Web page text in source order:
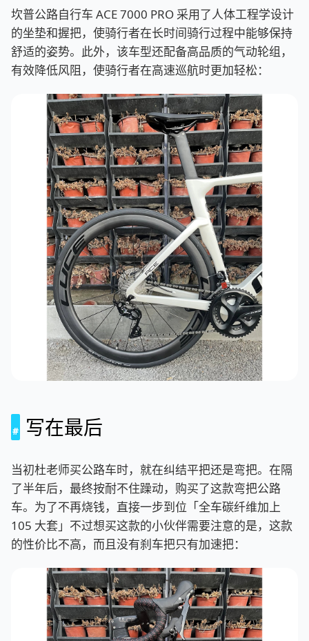
坎普公路自行车 ACE 7000 PRO 采用了人体工程学设计
的坐垫和握把，使骑行者在长时间骑行过程中能够保持
舒适的姿势。此外，该车型还配备高品质的气动轮组，
有效降低风阻，使骑行者在高速巡航时更加轻松：
写在最后
当初杜老师买公路车时，就在纠结平把还是弯把。在隔
了半年后，最终按耐不住躁动，购买了这款弯把公路
车。为了不再烧钱，直接一步到位「全车碳纤维加上
105 大套」不过想买这款的小伙伴需要注意的是，这款
的性价比不高，而且没有刹车把只有加速把：